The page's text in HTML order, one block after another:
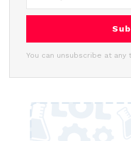
You can unsubscribe at any